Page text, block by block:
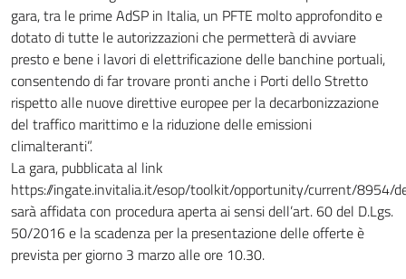
gara, tra le prime AdSP in Italia, un PFTE molto approfondito e
dotato di tutte le autorizzazioni che permetterà di avviare
presto e bene i lavori di elettrificazione delle banchine portuali,
consentendo di far trovare pronti anche i Porti dello Stretto
rispetto alle nuove direttive europee per la decarbonizzazione
del traffico marittimo e la riduzione delle emissioni
climalteranti”.
La gara, pubblicata al link
https://ingate.invitalia.it/esop/toolkit/opportunity/current/8954/
sarà affidata con procedura aperta ai sensi dell’art. 60 del D.Lgs.
50/2016 e la scadenza per la presentazione delle offerte è
prevista per giorno 3 marzo alle ore 10.30.